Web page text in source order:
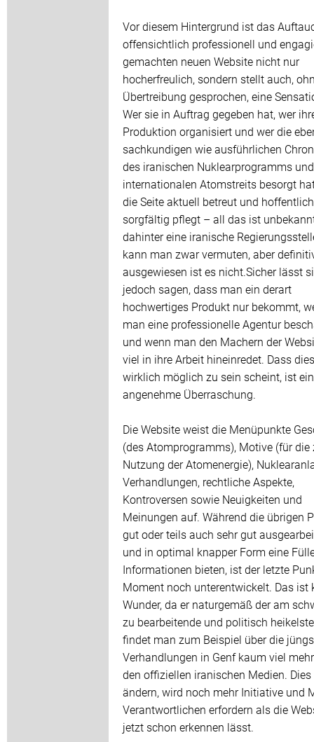
Vor diesem Hintergrund ist das
offensichtlich professionell und
gemachten neuen Website nicht nur
hocherfreulich, sondern stellt auch,
Übertreibung gesprochen, eine
Wer sie in Auftrag gegeben hat, wer
Produktion organisiert und wer die
sachkundigen wie ausführlichen
des iranischen Nuklearprogramms
internationalen Atomstreits besorgt
die Seite aktuell betreut und
sorgfältig pflegt – all das ist
dahinter eine iranische
kann man zwar vermuten, aber
ausgewiesen ist es nicht.Sicher lässt
jedoch sagen, dass man ein derart
hochwertiges Produkt nur bekommt,
man eine professionelle Agentur
und wenn man den Machern der
viel in ihre Arbeit hineinredet. Dass
wirklich möglich zu sein scheint, ist
angenehme Überraschung.
Die Website weist die Menüpunkte
(des Atomprogramms), Motive (für die
Nutzung der Atomenergie),
Verhandlungen, rechtliche Aspekte,
Kontroversen sowie Neuigkeiten und
Meinungen auf. Während die übrigen
gut oder teils auch sehr gut
und in optimal knapper Form eine
Informationen bieten, ist der letzte
Moment noch unterentwickelt. Das ist
Wunder, da er naturgemäß der am
zu bearbeitende und politisch
findet man zum Beispiel über die
Verhandlungen in Genf kaum viel
den offiziellen iranischen Medien. Dies
ändern, wird noch mehr Initiative und
Verantwortlichen erfordern als die
jetzt schon erkennen lässt.